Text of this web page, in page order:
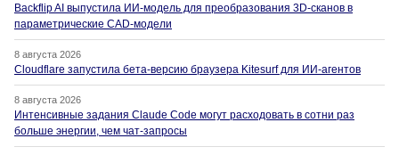
Backflip AI выпустила ИИ-модель для преобразования 3D-сканов в
параметрические CAD-модели
8 августа 2026
Cloudflare запустила бета-версию браузера Kitesurf для ИИ-агентов
8 августа 2026
Интенсивные задания Claude Code могут расходовать в сотни раз
больше энергии, чем чат-запросы